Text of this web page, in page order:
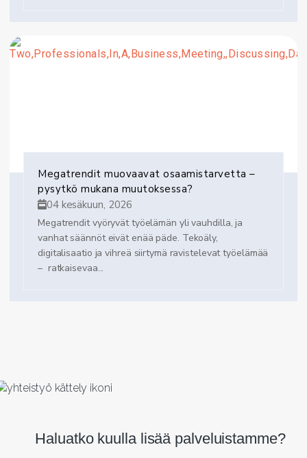
Megatrendit muovaavat osaamistarvetta –
pysytkö mukana muutoksessa?
04 kesäkuun, 2026
Megatrendit vyöryvät työelämän yli vauhdilla, ja
vanhat säännöt eivät enää päde. Tekoäly,
digitalisaatio ja vihreä siirtymä ravistelevat työelämää
– ratkaisevaa...
Haluatko kuulla lisää palveluistamme?